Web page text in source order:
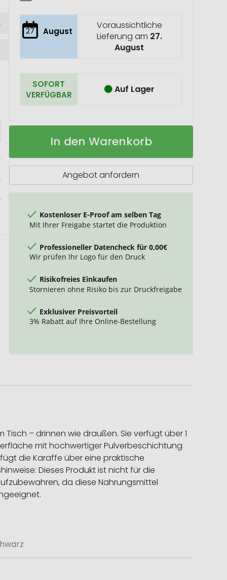
27 August
Voraussichtliche
Lieferung am 27.
August
SOFORT
VERFÜGBAR
Auf Lager
Karaffe
RETUMBLER-
Auf
In den Warenkorb
Angebot anfordern
Kostenloser E-Proof am selben Tag
Mit Ihrer Freigabe startet die Produktion
Professioneller Datencheck für 0,00€
Wir prüfen Ihr Logo für den Druck
Risikofreies Einkaufen
Stornieren ohne Risiko bis zur Druckfreigabe
Exklusiver Preisvorteil
3% Rabatt auf Ihre Online-Bestellung
– drinnen wie draußen. Sie verfügt über 1
mit hochwertiger Pulverbeschichtung
die Karaffe über eine praktische
Dieses Produkt ist nicht für die
da diese Nahrungsmittel